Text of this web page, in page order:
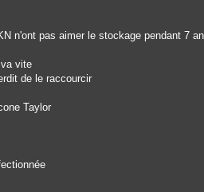
n'ont pas aimer le stockage pendant 7
vite
de le raccourcir
Taylor